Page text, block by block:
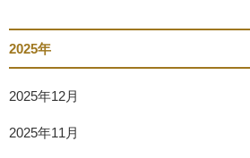
2025年
2025年12月
2025年11月